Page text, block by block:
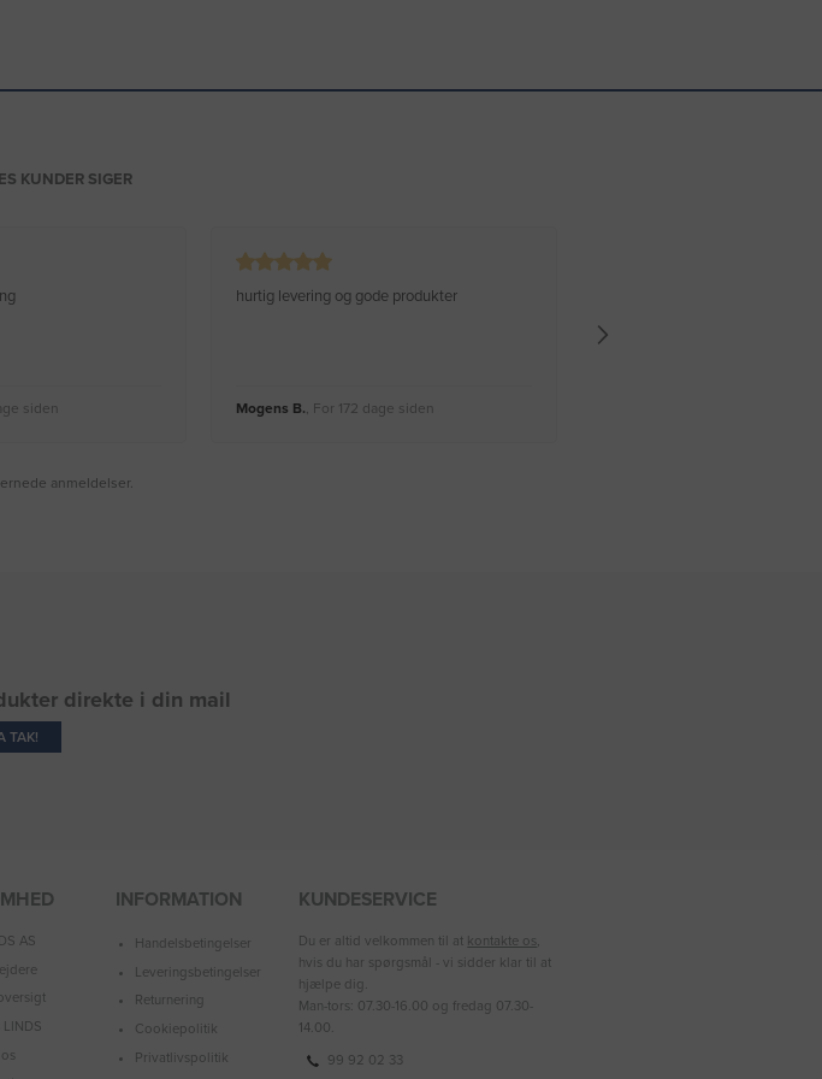
KUNDER SIGER
siden
hurtig levering og gode produkter
Mogens B., For 172 dage siden
anmeldelser.
direkte i din mail
TAK!
AS
INFORMATION
Handelsbetingelser
Leveringsbetingelser
Returnering
Cookiepolitik
Privatlivspolitik
KUNDESERVICE
Du er altid velkommen til at kontakte os,
hvis du har spørgsmål - vi sidder klar til at
hjælpe dig.
Man-tors: 07.30-16.00 og fredag 07.30-
14.00.
99 92 02 33